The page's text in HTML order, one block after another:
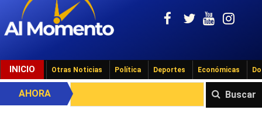
INICIO Otras Noticias Política Deportes Económicas
Buscar
AHORA